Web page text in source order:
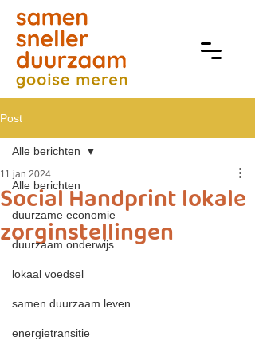
Post
Alle berichten
duurzame economie
duurzaam onderwijs
lokaal voedsel
samen duurzaam leven
energietransitie
Alle berichten
Social Handprint lokale
zorginstellingen
11 jan 2024